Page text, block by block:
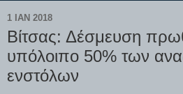
1 ΙΑΝ 2018
Βίτσας: Δέσμευση
υπόλοιπο 50% των
ενστόλων